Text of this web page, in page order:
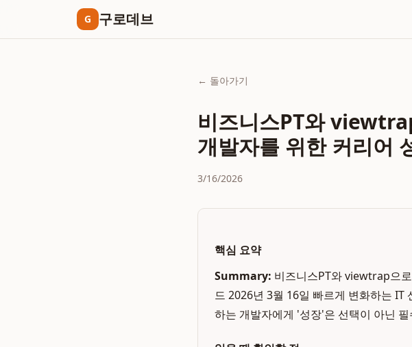
G 구로데브
← 돌아가기
비즈니스PT와
개발자를 위한 커리어
3/16/2026
핵심 요약
Summary: 비즈니스PT와 viewtrap으
드 2026년 3월 16일 빠르게 변화하는 IT
하는 개발자에게 '성장'은 선택이 아닌